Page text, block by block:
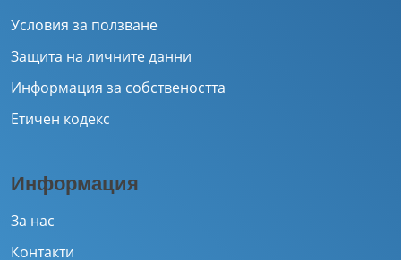
Условия за ползване
Защита на личните данни
Информация за собствеността
Етичен кодекс
Информация
За нас
Контакти